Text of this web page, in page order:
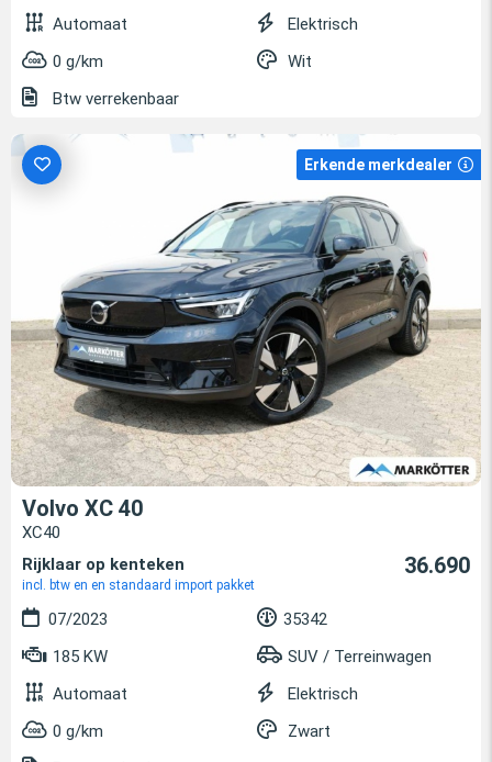
Automaat
Elektrisch
0 g/km
Wit
Btw verrekenbaar
Erkende merkdealer
Volvo XC 40
XC40
Rijklaar op kenteken
incl. btw en en standaard import pakket
36.690
07/2023
35342
185 KW
SUV / Terreinwagen
Automaat
Elektrisch
0 g/km
Zwart